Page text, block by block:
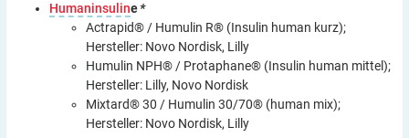
Humaninsuline*
Actrapid® / Humulin R® (Insulin human kurz);
Hersteller: Novo Nordisk, Lilly
Humulin NPH® / Protaphane® (Insulin human mittel);
Hersteller: Lilly, Novo Nordisk
Mixtard® 30 / Humulin 30/70® (human mix);
Hersteller: Novo Nordisk, Lilly